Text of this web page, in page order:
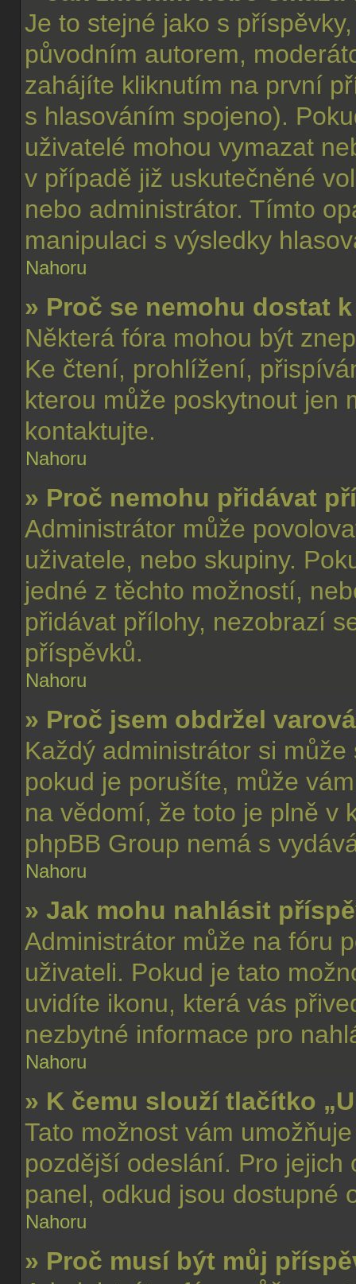
Je to stejné jako s
původním autorem,
zahájíte kliknutím na první
s hlasováním spojeno).
uživatelé mohou vymazat
v případě již uskutečněné
nebo administrátor. Tímto
manipulaci s výsledky
Nahoru
» Proč se nemohu dostat
Některá fóra mohou být
Ke čtení, prohlížení,
kterou může poskytnout jen
kontaktujte.
Nahoru
» Proč nemohu přidávat
Administrátor může
uživatele, nebo skupiny.
jedné z těchto možností,
přidávat přílohy, nezobrazí
příspěvků.
Nahoru
» Proč jsem obdržel
Každý administrátor si
pokud je porušíte, může
na vědomí, že toto je plně v
phpBB Group nemá s
Nahoru
» Jak mohu nahlásit
Administrátor může na fóru
uživateli. Pokud je tato
uvidíte ikonu, která vás
nezbytné informace pro
Nahoru
» K čemu slouží tlačítko
Tato možnost vám
pozdější odeslání. Pro
panel, odkud jsou dostupné
Nahoru
» Proč musí být můj